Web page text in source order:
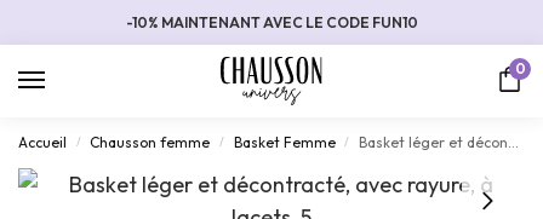
-10% MAINTENANT AVEC LE CODE FUN10
0
Accueil / Chausson femme / Basket Femme / Basket léger et décontracté, avec rayure, à lacets